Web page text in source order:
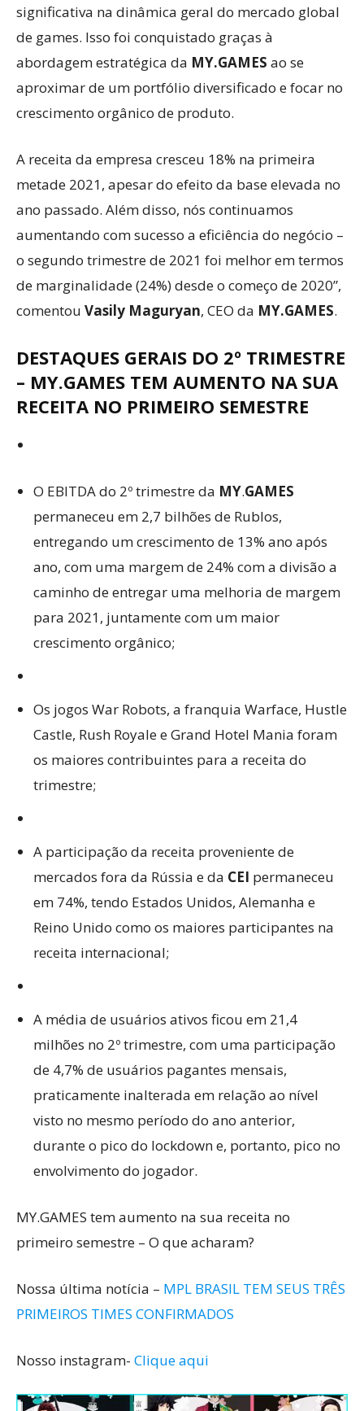
significativa na dinâmica geral do mercado global
de games. Isso foi conquistado graças à
abordagem estratégica da MY.GAMES ao se
aproximar de um portfólio diversificado e focar no
crescimento orgânico de produto.
A receita da empresa cresceu 18% na primeira
metade 2021, apesar do efeito da base elevada no
ano passado. Além disso, nós continuamos
aumentando com sucesso a eficiência do negócio –
o segundo trimestre de 2021 foi melhor em termos
de marginalidade (24%) desde o começo de 2020”,
comentou Vasily Maguryan, CEO da MY.GAMES.
DESTAQUES GERAIS DO 2º TRIMESTRE
– MY.GAMES TEM AUMENTO NA SUA
RECEITA NO PRIMEIRO SEMESTRE
O EBITDA do 2º trimestre da MY.GAMES
permaneceu em 2,7 bilhões de Rublos,
entregando um crescimento de 13% ano após
ano, com uma margem de 24% com a divisão a
caminho de entregar uma melhoria de margem
para 2021, juntamente com um maior
crescimento orgânico;
Os jogos War Robots, a franquia Warface, Hustle
Castle, Rush Royale e Grand Hotel Mania foram
os maiores contribuintes para a receita do
trimestre;
A participação da receita proveniente de
mercados fora da Rússia e da CEI permaneceu
em 74%, tendo Estados Unidos, Alemanha e
Reino Unido como os maiores participantes na
receita internacional;
A média de usuários ativos ficou em 21,4
milhões no 2º trimestre, com uma participação
de 4,7% de usuários pagantes mensais,
praticamente inalterada em relação ao nível
visto no mesmo período do ano anterior,
durante o pico do lockdown e, portanto, pico no
envolvimento do jogador.
MY.GAMES tem aumento na sua receita no
primeiro semestre – O que acharam?
Nossa última notícia – MPL BRASIL TEM SEUS TRÊS
PRIMEIROS TIMES CONFIRMADOS
Nosso instagram- Clique aqui